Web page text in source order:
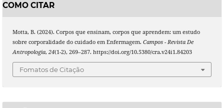
COMO CITAR
Motta, B. (2024). Corpos que ensinam, corpos que aprendem: um estudo
sobre corporalidade do cuidado em Enfermagem. Campos - Revista De
Antropologia, 24(1-2), 269–287. https://doi.org/10.5380/cra.v24i1.84203
Fomatos de Citação